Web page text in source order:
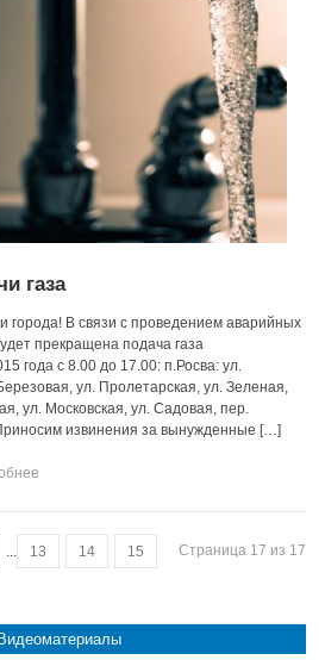
газа
города! В связи с проведением аварийных
прекращена подача газа
года с 8.00 до 17.00: п.Росва: ул.
ул. Пролетарская, ул. Зеленая,
ул. Московская, ул. Садовая, пер.
извинения за вынужденные […]
Страница 17 из 17
13 14 15
Видеоматериалы